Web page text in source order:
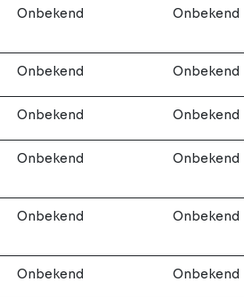
Onbekend Onbekend
Onbekend Onbekend
Onbekend Onbekend
Onbekend Onbekend
Onbekend Onbekend
Onbekend Onbekend